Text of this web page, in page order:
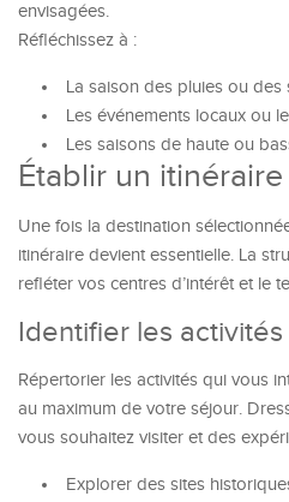
envisagées.
Réfléchissez à :
La saison des pluies ou des
Les événements locaux ou
Les saisons de haute ou
Établir un
Une fois la destination
itinéraire devient essentielle. La
refléter vos centres d’intérêt et le
Identifier les
Répertorier les activités qui vous
au maximum de votre séjour.
vous souhaitez visiter et des
Explorer des sites